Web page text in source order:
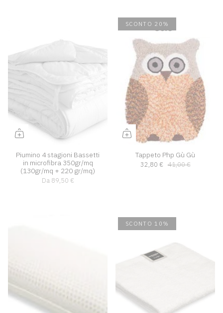
Piumino 4 stagioni Bassetti
in microfibra 350gr/mq
(130gr/mq + 220 gr/mq)
Da89,50 €
SCONTO 20%
Tappeto Php Gù Gù
32,80 € 41,00 €
SCONTO 10%